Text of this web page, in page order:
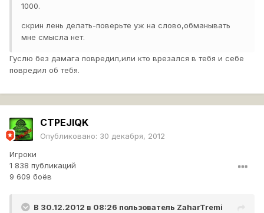
1000.
скрин лень делать-поверьте уж на слово,обманывать
мне смысла нет.
Гуслю без дамага повредил,или кто врезался в тебя и себе
повредил об тебя.
CTPEJIQK
Опубликовано: 30 декабря, 2012
Игроки
1 838 публикаций
9 609 боёв
В 30.12.2012 в 08:26 пользователь ZaharTremi